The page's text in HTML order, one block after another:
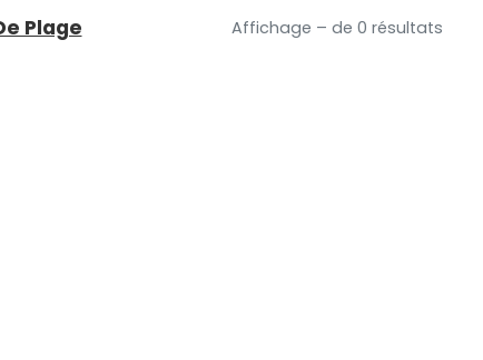
Plage Affichage – de 0 résultats